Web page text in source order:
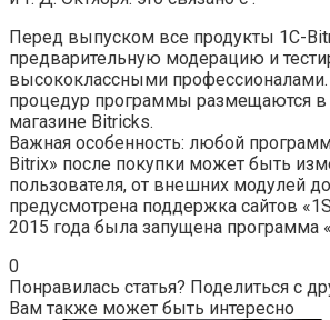
Перед выпуском все продукты 1C-
предварительную модерацию и
высококлассными профессионалами.
процедур программы размещаются в
магазине Bitricks.
Важная особенность: любой
Bitrix» после покупки может быть
пользователя, от внешних модулей
предусмотрена поддержка сайтов
2015 года была запущена программа
0
Понравилась статья? Поделиться с
Вам также может быть интересно